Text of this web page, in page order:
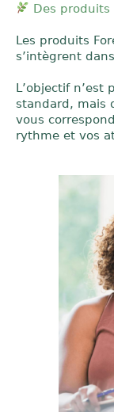
Des produits
Les produits
s’intègrent
L’objectif n’est
standard, mais
vous
rythme et vos